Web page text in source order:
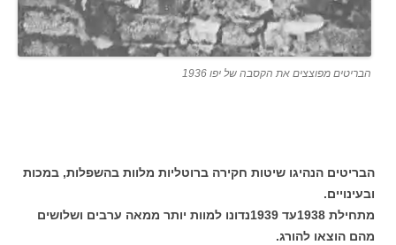
הבריטים מפוצצים את הקסבה של יפו 1936
הבריטים הנהיגו שיטות חקירה ברוטליות מלוות בהשפלות, במכות
ובעינויים.
מתחילת 1938עד 1939נדונו למוות יותר ממאה ערבים ושלושים
מהם הוצאו להורג.